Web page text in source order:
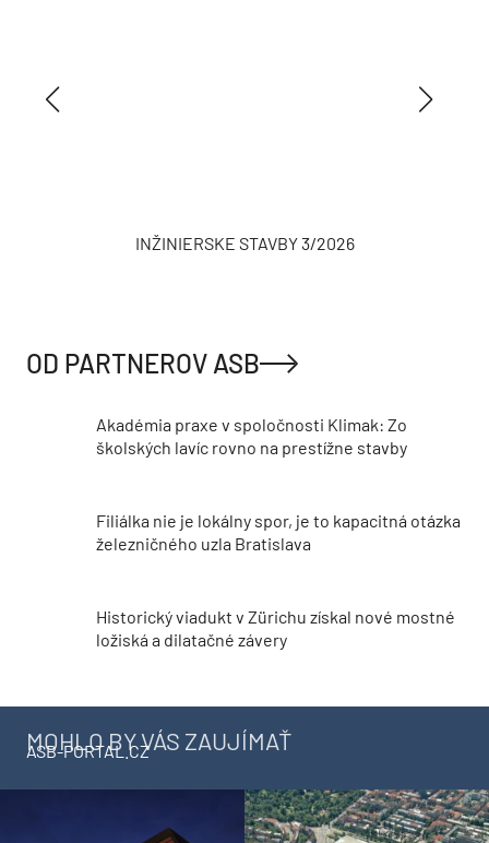
INŽINIERSKE STAVBY 3/2026
OD PARTNEROV ASB
Akadémia praxe v spoločnosti Klimak: Zo
školských lavíc rovno na prestížne stavby
Filiálka nie je lokálny spor, je to kapacitná otázka
železničného uzla Bratislava
Historický viadukt v Zürichu získal nové mostné
ložiská a dilatačné závery
MOHLO BY VÁS ZAUJÍMAŤ
ASB-PORTAL.CZ